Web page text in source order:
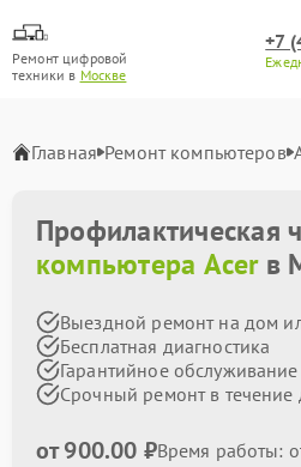
Ремонт цифровой
техники в Москве
+7
Главная Ремонт компьютеров
Профилактическая
компьютера Acer в
Выездной ремонт на дом
Бесплатная диагностика
Гарантийное
Срочный ремонт в течение
от 900.00 ₽Время работы: